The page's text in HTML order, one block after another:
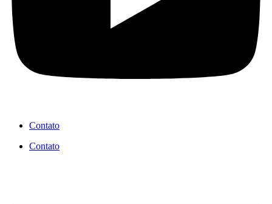
Contato
Contato